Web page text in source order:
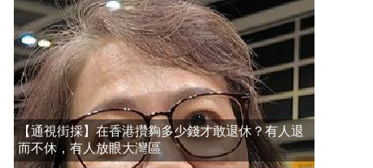
【通視街採】在香港攢夠多少錢才敢退休？有人退
而不休，有人放眼大灣區